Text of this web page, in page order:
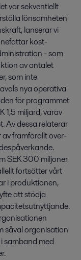
var sekventiellt
lönsamheten
lanserar vi
kost­
- som
av antalet
som inte
nya operativa
för programmet
1,5 miljard, varav
Av dessa relaterar
av framförallt över­
SEK 300 miljoner
fort­sätter vårt
i produktionen,
att stödja
såväl organisation
samband med